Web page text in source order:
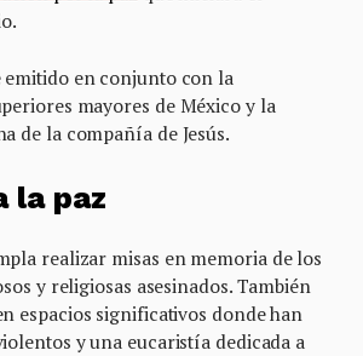
en conjunto con la
mayores de México y la
de la compañía de Jesús.
la paz
realizar misas en memoria de los
y religiosas asesinados. También
espacios significativos donde han
y una eucaristía dedicada a